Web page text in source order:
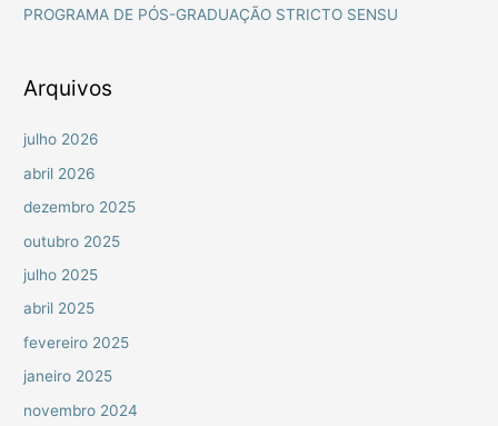
p
r
PROGRAMA DE PÓS-GRADUAÇÃO STRICTO SENSU
Arquivos
julho 2026
abril 2026
dezembro 2025
outubro 2025
julho 2025
abril 2025
fevereiro 2025
janeiro 2025
novembro 2024